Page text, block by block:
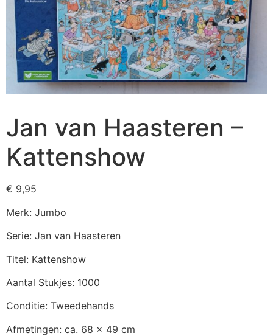
Jan van Haasteren –
Kattenshow
€ 9,95
Merk: Jumbo
Serie: Jan van Haasteren
Titel: Kattenshow
Aantal Stukjes: 1000
Conditie: Tweedehands
Afmetingen: ca. 68 x 49 cm